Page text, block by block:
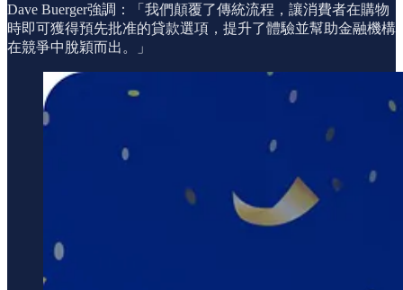
Dave Buerger強調：「我們顛覆了傳統流程，讓消費者在購物
時即可獲得預先批准的貸款選項，提升了體驗並幫助金融機構
在競爭中脫穎而出。」